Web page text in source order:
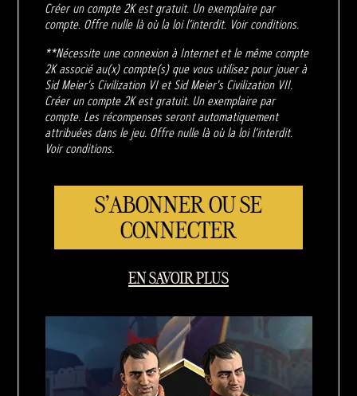
Créer un compte 2K est gratuit. Un exemplaire par
compte. Offre nulle là où la loi l’interdit. Voir conditions.
**Nécessite une connexion à Internet et le même compte
2K associé au(x) compte(s) que vous utilisez pour jouer à
Sid Meier's Civilization VI et Sid Meier's Civilization VII.
Créer un compte 2K est gratuit. Un exemplaire par
compte. Les récompenses seront automatiquement
attribuées dans le jeu. Offre nulle là où la loi l’interdit.
Voir conditions.
S'ABONNER OU SE
CONNECTER
EN SAVOIR PLUS